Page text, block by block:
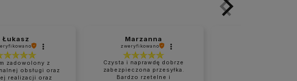
Łukasz
zadowolony z
obsługi oraz
realizacji oraz
Marzanna
zweryfikowano
Czysta i naprawdę dobrze
zabezpieczona przesyłka.
Bardzo rzetelne i